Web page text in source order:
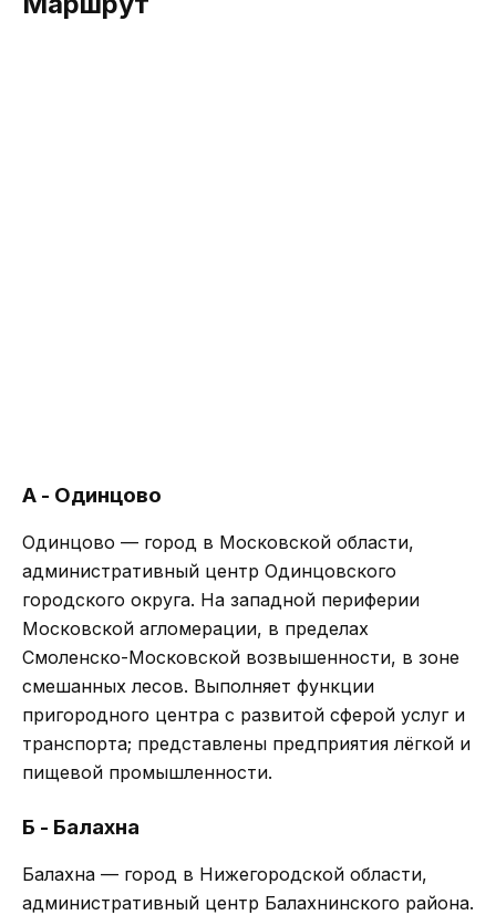
А - Одинцово
Одинцово — город в Московской области,
административный центр Одинцовского
городского округа. На западной периферии
Московской агломерации, в пределах
Смоленско-Московской возвышенности, в зоне
смешанных лесов. Выполняет функции
пригородного центра с развитой сферой услуг и
транспорта; представлены предприятия лёгкой и
пищевой промышленности.
Б - Балахна
Балахна — город в Нижегородской области,
административный центр Балахнинского района.